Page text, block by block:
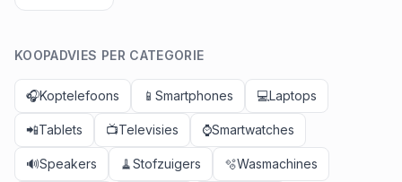
KOOPADVIES PER CATEGORIE
🎧Koptelefoons 📱 Smartphones 💻Laptops
📲Tablets 📺Televisies ⌚Smartwatches
🔊Speakers 🧹Stofzuigers 🫧Wasmachines